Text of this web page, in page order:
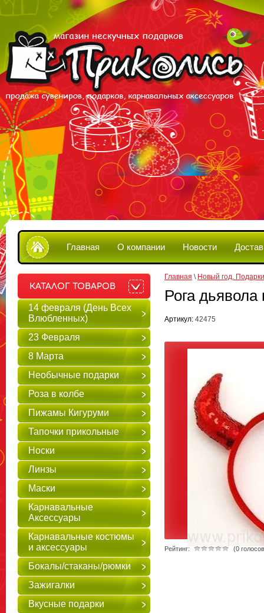
Главная О компании Новости
КАТАЛОГ ТОВАРОВ
14 февраля (День Всех
Влюбленных)
23 Февраля
8 Марта
Необычные подарки
Роза в колбе
Пижамы Кигуруми
Тапочки прикольные
Носки
Линзы
Маски
Карнавальные
Аксессуары
Карнавальные костюмы
и аксессуары
Бокалы/стаканы/рюмки
Зажигалки
Вкусные подарки
Главная \ Новый год.
Рога
Артикул: 42475
Рейтинг: (0